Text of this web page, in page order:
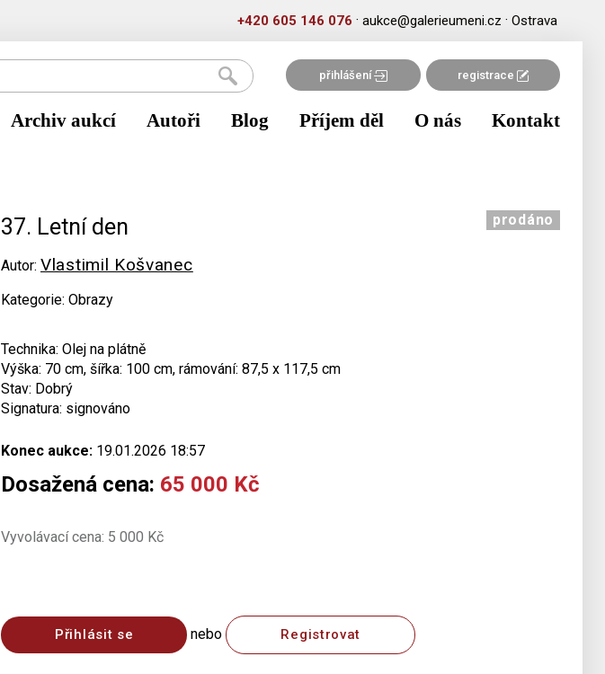
+420 605 146 076 · aukce@galerieumeni.cz · Ostrava
přihlášení registrace
Archiv aukcí Autoři Blog Příjem děl O nás Kontakt
37. Letní den
Autor: Vlastimil Košvanec
Kategorie: Obrazy
prodáno
Technika: Olej na plátně
Výška: 70 cm, šířka: 100 cm, rámování: 87,5 x 117,5 cm
Stav: Dobrý
Signatura: signováno
Konec aukce: 19.01.2026 18:57
Dosažená cena: 65 000 Kč
Vyvolávací cena: 5 000 Kč
Přihlásit se nebo Registrovat